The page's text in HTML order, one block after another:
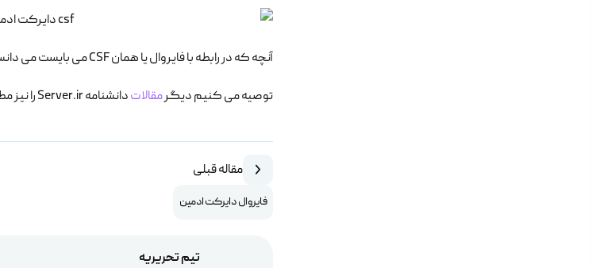
آنچه که در رابطه با فایروال یا همان CSF می بایست می دانستید و مورد نیازتان بود به طور کامل توضیح داده شد.
توصیه می کنیم دیگرمقالاتدانشنامه Server.ir را نیز مطالعه نمایید.
مقاله قبلی
فایروال دایرکت ادمین
تیم تحریریه